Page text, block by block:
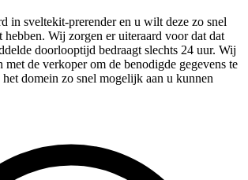
in sveltekit-prerender en u wilt deze zo snel
Wij zorgen er uiteraard voor dat dat
doorlooptijd bedraagt slechts 24 uur. Wij
met de verkoper om de benodigde gegevens te
domein zo snel mogelijk aan u kunnen